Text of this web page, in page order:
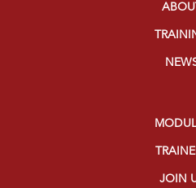
ABOUT
JOIN